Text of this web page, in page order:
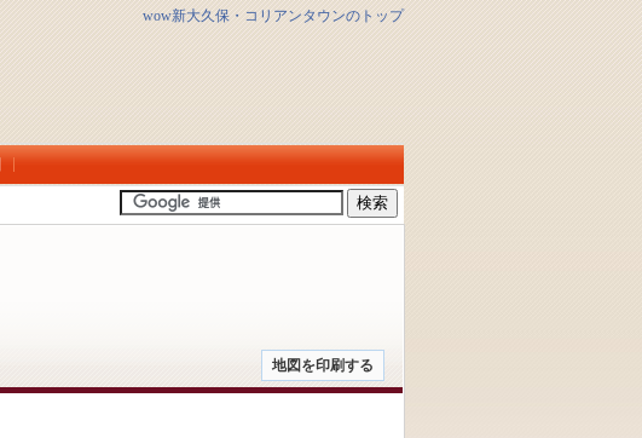
wow新大久保・コリアンタウンのトップ
地図を印刷する